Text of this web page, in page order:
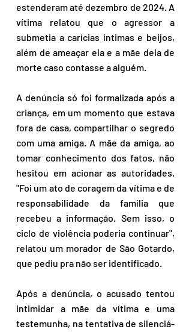
estenderam até dezembro de 2024. A
vítima relatou que o agressor a
submetia a carícias íntimas e beijos,
além de ameaçar ela e a mãe dela de
morte caso contasse a alguém.
A denúncia só foi formalizada após a
criança, em um momento que estava
fora de casa, compartilhar o segredo
com uma amiga. A mãe da amiga, ao
tomar conhecimento dos fatos, não
hesitou em acionar as autoridades.
"Foi um ato de coragem da vítima e de
responsabilidade da família que
recebeu a informação. Sem isso, o
ciclo de violência poderia continuar",
relatou um morador de São Gotardo,
que pediu pra não ser identificado.
Após a denúncia, o acusado tentou
intimidar a mãe da vítima e uma
testemunha, na tentativa de silenciá-